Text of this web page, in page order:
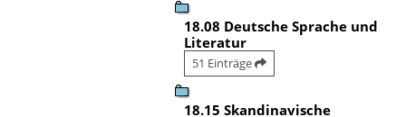
18.08 Deutsche Sprache und
Literatur
51 Einträge
18.15 Skandinavische